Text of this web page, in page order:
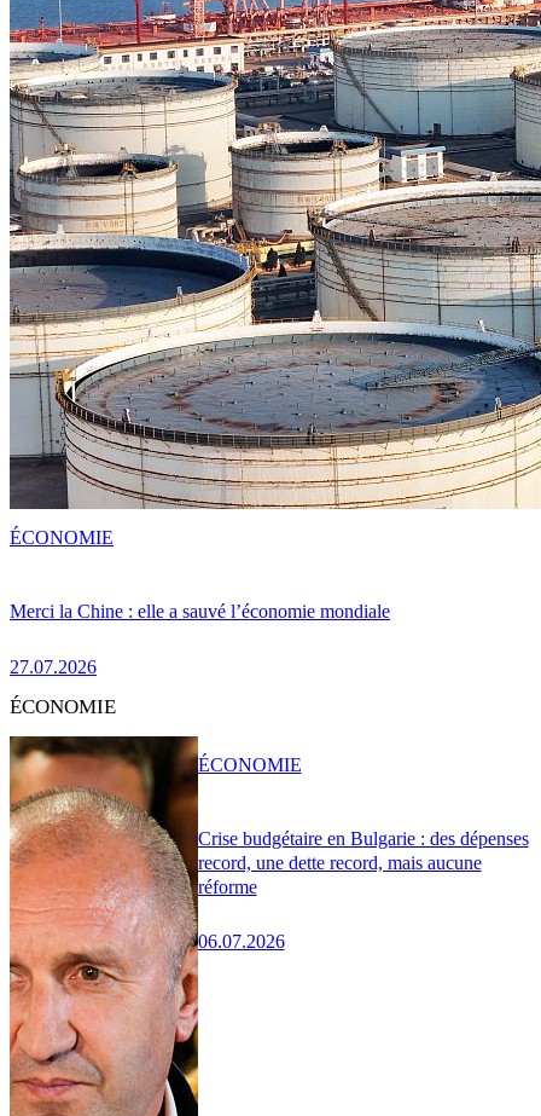
Merci la Chine : elle a sauvé l’économie mondiale
27.07.2026
ÉCONOMIE
ÉCONOMIE
Crise budgétaire en Bulgarie : des dépenses
record, une dette record, mais aucune
réforme
06.07.2026
ÉCONOMIE